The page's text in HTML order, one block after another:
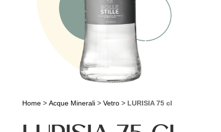
Home> Acque Minerali> Vetro> LURISIA 75 cl